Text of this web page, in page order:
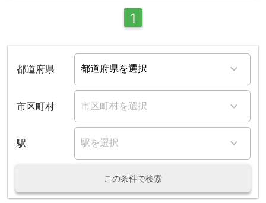
1
都道府県
市区町村
駅
この条件で検索